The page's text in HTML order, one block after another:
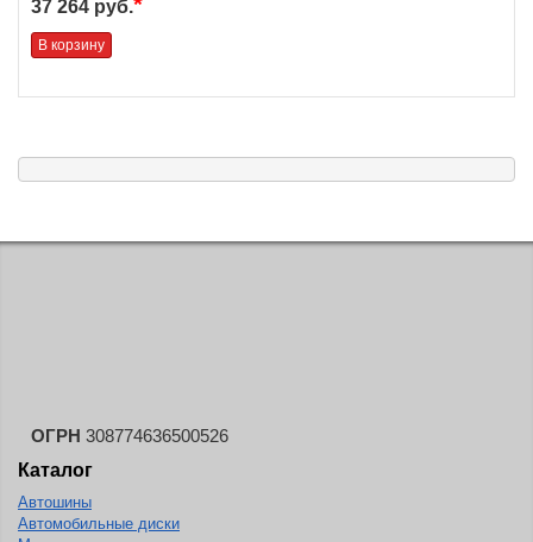
37 264 руб.
В корзину
ОГРН 308774636500526
Каталог
Автошины
Автомобильные диски